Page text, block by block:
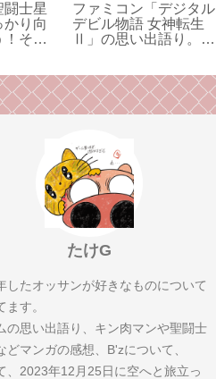
闘士星
かり向
！その
ファミコン「デジタル
デビル物語 女神転生
Ⅱ」の思い出語り。僕
ゲームのお話。
たけG
したオッサンが好きなものについて
ます。
の思い出語り、キン肉マンや聖闘士
どマンガの感想、B'zについて、
、2023年12月25日に空へと旅立っ